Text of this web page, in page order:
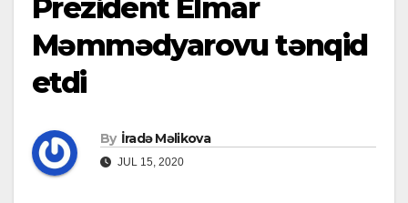
Prezident Elmar
Məmmədyarovu tənqid
etdi
By İradə Məlikova
JUL 15, 2020